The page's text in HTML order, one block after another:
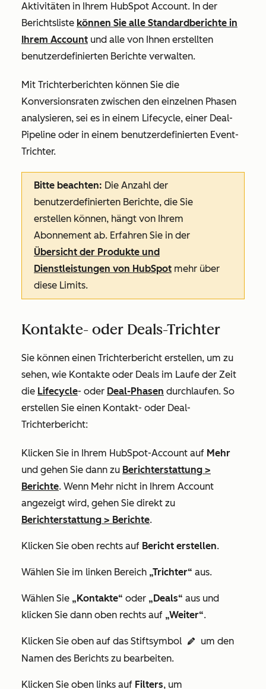
Aktivitäten in Ihrem HubSpot Account. In der
Berichtsliste können Sie alle Standardberichte in
Ihrem Account und alle von Ihnen erstellten
benutzerdefinierten Berichte verwalten.
Mit Trichterberichten können Sie die
Konversionsraten zwischen den einzelnen Phasen
analysieren, sei es in einem Lifecycle, einer Deal-
Pipeline oder in einem benutzerdefinierten Event-
Trichter.
Bitte beachten: Die Anzahl der
benutzerdefinierten Berichte, die Sie
erstellen können, hängt von Ihrem
Abonnement ab. Erfahren Sie in der
Übersicht der Produkte und
Dienstleistungen von HubSpot mehr über
diese Limits.
Kontakte- oder Deals-Trichter
Sie können einen Trichterbericht erstellen, um zu
sehen, wie Kontakte oder Deals im Laufe der Zeit
die Lifecycle- oder Deal-Phasen durchlaufen. So
erstellen Sie einen Kontakt- oder Deal-
Trichterbericht:
Klicken Sie in Ihrem HubSpot-Account auf Mehr
und gehen Sie dann zu Berichterstattung >
Berichte. Wenn Mehr nicht in Ihrem Account
angezeigt wird, gehen Sie direkt zu
Berichterstattung > Berichte.
Klicken Sie oben rechts auf Bericht erstellen.
Wählen Sie im linken Bereich „Trichter“ aus.
Wählen Sie „Kontakte“ oder „Deals“ aus und
klicken Sie dann oben rechts auf „Weiter“.
Klicken Sie oben auf das Stiftsymbol edit
um den
Namen des Berichts zu bearbeiten.
Klicken Sie oben links auf Filters, um